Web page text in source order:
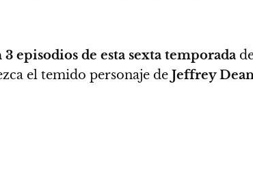
3 episodios de esta sexta temporada
el temido personaje de Jeffrey